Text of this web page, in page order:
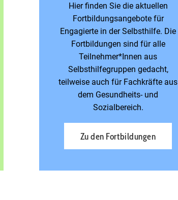
Hier finden Sie die aktuellen
Fortbildungsangebote für
Engagierte in der Selbsthilfe. Die
Fortbildungen sind für alle
Teilnehmer*Innen aus
Selbsthilfegruppen gedacht,
teilweise auch für Fachkräfte aus
dem Gesundheits- und
Sozialbereich.
Zu den Fortbildungen